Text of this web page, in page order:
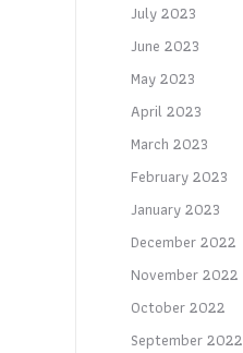
July 2023
June 2023
May 2023
April 2023
March 2023
February 2023
January 2023
December 2022
November 2022
October 2022
September 2022